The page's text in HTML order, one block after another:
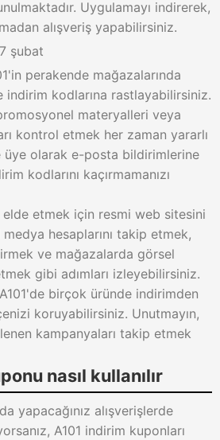
Uygulamayı indirerek,
alışveriş yapabilirsiniz.
perakende mağazalarında
kodlarına rastlayabilirsiniz.
materyalleri veya
kontrol etmek her zaman yararlı
üye olarak e-posta bildirimlerine
kodlarını kaçırmamanızı
elde etmek için resmi web sitesini
hesaplarını takip etmek,
ve mağazalarda görsel
gibi adımları izleyebilirsiniz.
birçok üründe indirimden
koruyabilirsiniz. Unutmayın,
kampanyaları takip etmek
nasıl kullanılır
yapacağınız alışverişlerde
A101 indirim kuponları